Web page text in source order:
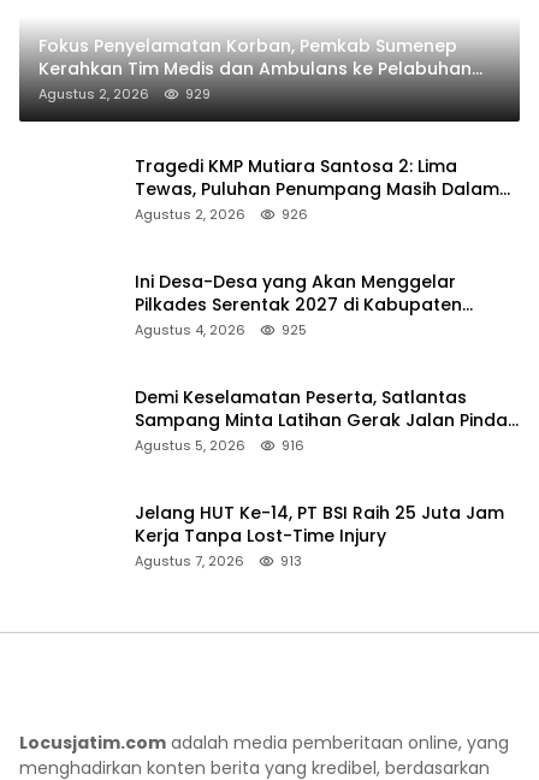
Fokus Penyelamatan Korban, Pemkab Sumenep
Kerahkan Tim Medis dan Ambulans ke Pelabuhan
Kalianget
Agustus 2, 2026 929
Tragedi KMP Mutiara Santosa 2: Lima
Tewas, Puluhan Penumpang Masih Dalam
Pencarian
Agustus 2, 2026 926
Ini Desa-Desa yang Akan Menggelar
Pilkades Serentak 2027 di Kabupaten
Sumenep
Agustus 4, 2026 925
Demi Keselamatan Peserta, Satlantas
Sampang Minta Latihan Gerak Jalan Pindah
ke Lokasi Aman
Agustus 5, 2026 916
Jelang HUT Ke-14, PT BSI Raih 25 Juta Jam
Kerja Tanpa Lost-Time Injury
Agustus 7, 2026 913
Locusjatim.com adalah media pemberitaan online, yang
menghadirkan konten berita yang kredibel, berdasarkan